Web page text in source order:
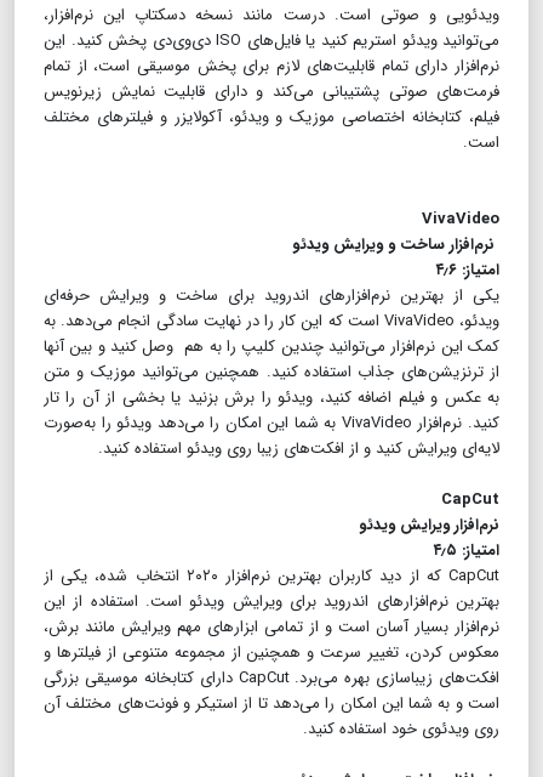
ویدئویی و صوتی است. درست مانند نسخه دسکتاپ این نرم‌افزار،
می‌توانید ویدئو استریم کنید یا فایل‎‌های ISO دی‌وی‌دی پخش کنید. این
نرم‌افزار دارای تمام قابلیت‌های لازم برای پخش موسیقی است، از تمام
فرمت‌های صوتی پشتیبانی می‌کند و دارای قابلیت نمایش زیرنویس
فیلم، کتابخانه اختصاصی موزیک و ویدئو، آکولایزر و فیلترهای مختلف
است.
VivaVideo
نرم‌افزار ساخت و ویرایش ویدئو
امتیاز:‌ ۴٫۶
یکی از بهترین نرم‌افزار‌های اندروید برای ساخت و ویرایش حرفه‌ای
ویدئو، VivaVideo است که این کار را در نهایت سادگی انجام می‌دهد. به
کمک این نرم‌افزار می‌توانید چندین کلیپ را به هم وصل کنید و بین آنها
از ترنزیشن‌های جذاب استفاده کنید. همچنین می‌توانید موزیک و متن
به عکس و فیلم اضافه کنید، ویدئو را برش بزنید یا بخشی از آن را تار
کنید. نرم‌افزار VivaVideo به شما این امکان را می‌دهد ویدئو را به‌صورت
لایه‌ای ویرایش کنید و از افکت‌های زیبا روی ویدئو استفاده کنید.
CapCut
نرم‌افزار ویرایش ویدئو
امتیاز:‌ ۴٫۵
CapCut که از دید کاربران بهترین نرم‌افزار ۲۰۲۰ انتخاب شده، یکی از
بهترین نرم‌افزار‌های اندروید برای ویرایش ویدئو است. استفاده از این
نرم‌افزار بسیار آسان است و از تمامی ابزارهای مهم ویرایش مانند برش،
معکوس کردن، تغییر سرعت و همچنین از مجموعه متنوعی از فیلترها و
افکت‌های زیباسازی بهره می‌برد. CapCut دارای کتابخانه موسیقی بزرگی
است و به شما این امکان را می‌دهد تا از استیکر و فونت‌های مختلف آن
روی ویدئوی خود استفاده کنید.